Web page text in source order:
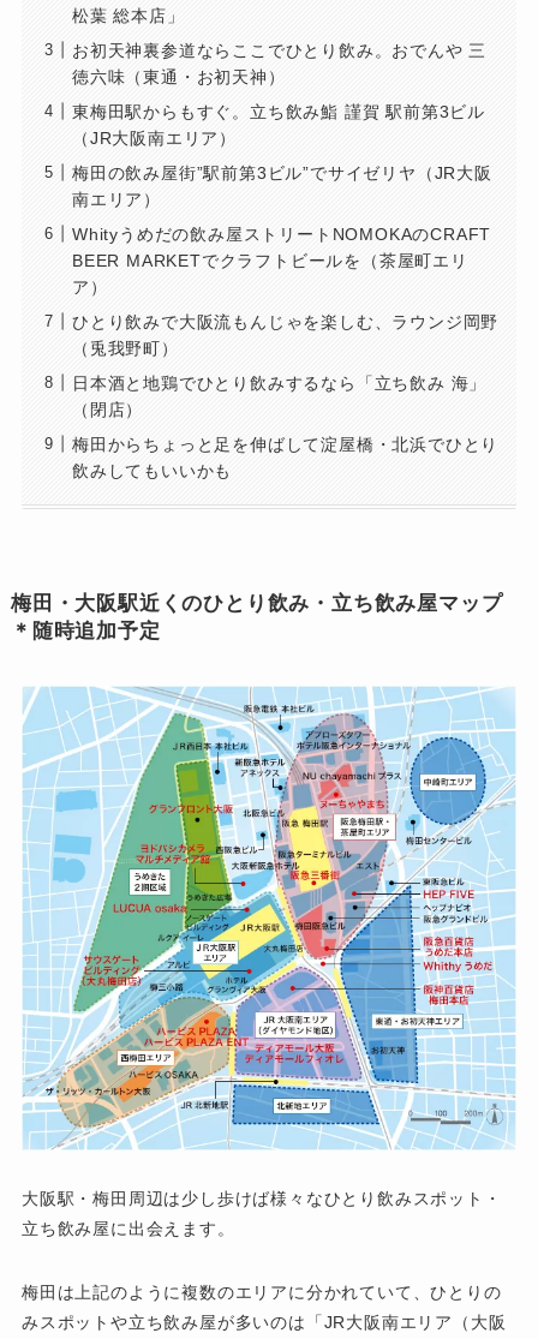
松葉 総本店」
お初天神裏参道ならここでひとり飲み。おでんや 三
徳六味（東通・お初天神）
東梅田駅からもすぐ。立ち飲み鮨 謹賀 駅前第3ビル
（JR大阪南エリア）
梅田の飲み屋街”駅前第3ビル”でサイゼリヤ（JR大阪
南エリア）
Whityうめだの飲み屋ストリートNOMOKAのCRAFT
BEER MARKETでクラフトビールを（茶屋町エリ
ア）
ひとり飲みで大阪流もんじゃを楽しむ、ラウンジ岡野
（兎我野町）
日本酒と地鶏でひとり飲みするなら「立ち飲み 海」
（閉店）
梅田からちょっと足を伸ばして淀屋橋・北浜でひとり
飲みしてもいいかも
梅田・大阪駅近くのひとり飲み・立ち飲み屋マップ
＊随時追加予定
大阪駅・梅田周辺は少し歩けば様々なひとり飲みスポット・
立ち飲み屋に出会えます。
梅田は上記のように複数のエリアに分かれていて、ひとりの
みスポットや立ち飲み屋が多いのは「JR大阪南エリア（大阪